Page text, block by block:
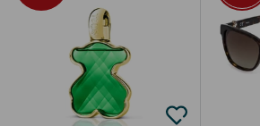
Corporais
Coffrets
Acessórios